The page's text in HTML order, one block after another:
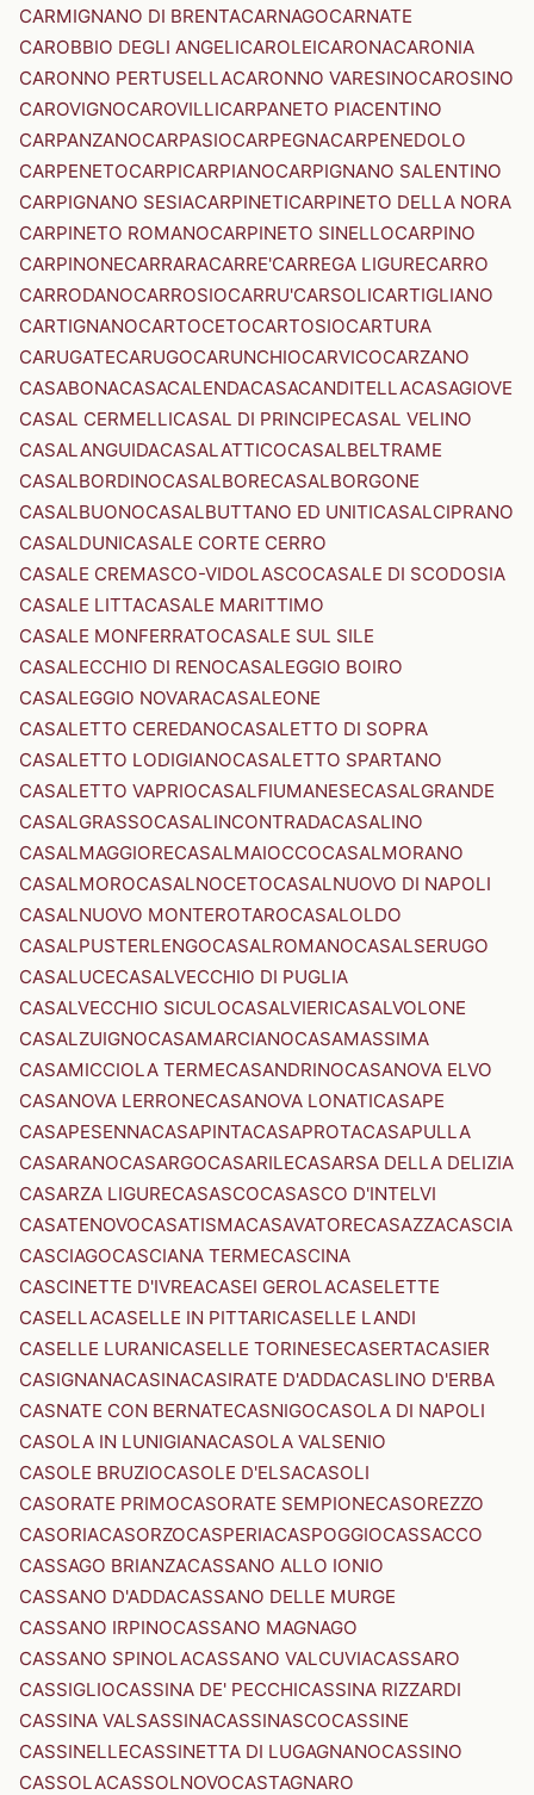
CARMIGNANO DI BRENTACARNAGOCARNATE
CAROBBIO DEGLI ANGELICAROLEICARONACARONIA
CARONNO PERTUSELLACARONNO VARESINOCAROSINO
CAROVIGNOCAROVILLICARPANETO PIACENTINO
CARPANZANOCARPASIOCARPEGNACARPENEDOLO
CARPENETOCARPICARPIANOCARPIGNANO SALENTINO
CARPIGNANO SESIACARPINETICARPINETO DELLA NORA
CARPINETO ROMANOCARPINETO SINELLOCARPINO
CARPINONECARRARACARRE'CARREGA LIGURECARRO
CARRODANOCARROSIOCARRU'CARSOLICARTIGLIANO
CARTIGNANOCARTOCETOCARTOSIOCARTURA
CARUGATECARUGOCARUNCHIOCARVICOCARZANO
CASABONACASACALENDACASACANDITELLACASAGIOVE
CASAL CERMELLICASAL DI PRINCIPECASAL VELINO
CASALANGUIDACASALATTICOCASALBELTRAME
CASALBORDINOCASALBORECASALBORGONE
CASALBUONOCASALBUTTANO ED UNITICASALCIPRANO
CASALDUNICASALE CORTE CERRO
CASALE CREMASCO-VIDOLASCOCASALE DI SCODOSIA
CASALE LITTACASALE MARITTIMO
CASALE MONFERRATOCASALE SUL SILE
CASALECCHIO DI RENOCASALEGGIO BOIRO
CASALEGGIO NOVARACASALEONE
CASALETTO CEREDANOCASALETTO DI SOPRA
CASALETTO LODIGIANOCASALETTO SPARTANO
CASALETTO VAPRIOCASALFIUMANESECASALGRANDE
CASALGRASSOCASALINCONTRADACASALINO
CASALMAGGIORECASALMAIOCCOCASALMORANO
CASALMOROCASALNOCETOCASALNUOVO DI NAPOLI
CASALNUOVO MONTEROTAROCASALOLDO
CASALPUSTERLENGOCASALROMANOCASALSERUGO
CASALUCECASALVECCHIO DI PUGLIA
CASALVECCHIO SICULOCASALVIERICASALVOLONE
CASALZUIGNOCASAMARCIANOCASAMASSIMA
CASAMICCIOLA TERMECASANDRINOCASANOVA ELVO
CASANOVA LERRONECASANOVA LONATICASAPE
CASAPESENNACASAPINTACASAPROTACASAPULLA
CASARANOCASARGOCASARILECASARSA DELLA DELIZIA
CASARZA LIGURECASASCOCASASCO D'INTELVI
CASATENOVOCASATISMACASAVATORECASAZZACASCIA
CASCIAGOCASCIANA TERMECASCINA
CASCINETTE D'IVREACASEI GEROLACASELETTE
CASELLACASELLE IN PITTARICASELLE LANDI
CASELLE LURANICASELLE TORINESECASERTACASIER
CASIGNANACASINACASIRATE D'ADDACASLINO D'ERBA
CASNATE CON BERNATECASNIGOCASOLA DI NAPOLI
CASOLA IN LUNIGIANACASOLA VALSENIO
CASOLE BRUZIOCASOLE D'ELSACASOLI
CASORATE PRIMOCASORATE SEMPIONECASOREZZO
CASORIACASORZOCASPERIACASPOGGIOCASSACCO
CASSAGO BRIANZACASSANO ALLO IONIO
CASSANO D'ADDACASSANO DELLE MURGE
CASSANO IRPINOCASSANO MAGNAGO
CASSANO SPINOLACASSANO VALCUVIACASSARO
CASSIGLIOCASSINA DE' PECCHICASSINA RIZZARDI
CASSINA VALSASSINACASSINASCOCASSINE
CASSINELLECASSINETTA DI LUGAGNANOCASSINO
CASSOLACASSOLNOVOCASTAGNARO